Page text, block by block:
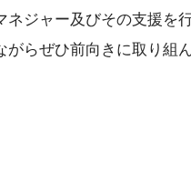
ジャー及びその支援を
らぜひ前向きに取り組